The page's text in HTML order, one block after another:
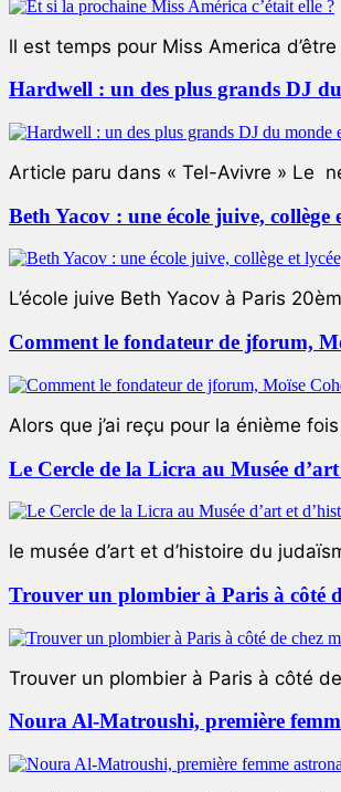
ll est temps pour Miss America
Hardwell : un des plus grands DJ
Article paru dans « Tel-Avivre » Le
Beth Yacov : une école juive,
L’école juive Beth Yacov à Paris
Comment le fondateur de jforum,
Alors que j’ai reçu pour la énième
Le Cercle de la Licra au Musée
le musée d’art et d’histoire du
Trouver un plombier à Paris à côté
Trouver un plombier à Paris à côté
Noura Al-Matroushi, première